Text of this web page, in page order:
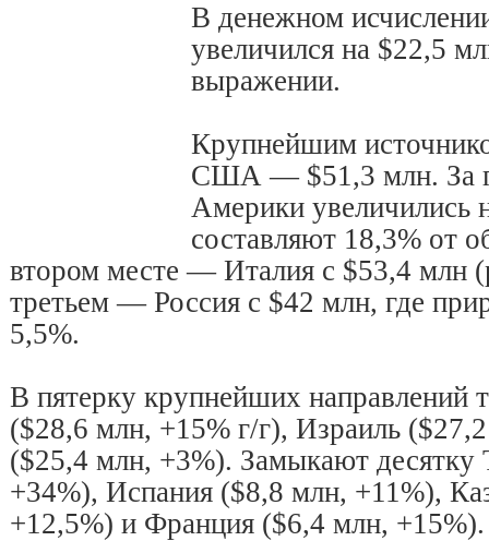
В денежном
увеличился на $22,5
выражении.
Крупнейшим
США — $51,3 млн. За
Америки увеличились
составляют 18,3% от
втором месте — Италия с $53,4 млн
третьем — Россия с $42 млн, где
5,5%.
В пятерку крупнейших направлений
($28,6 млн, +15% г/г), Израиль
($25,4 млн, +3%). Замыкают десятку
+34%), Испания ($8,8 млн, +11%),
+12,5%) и Франция ($6,4 млн, +15%).